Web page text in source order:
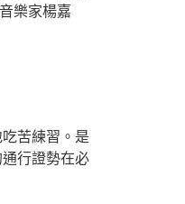
樂家楊嘉
苦練習。是
行證勢在必